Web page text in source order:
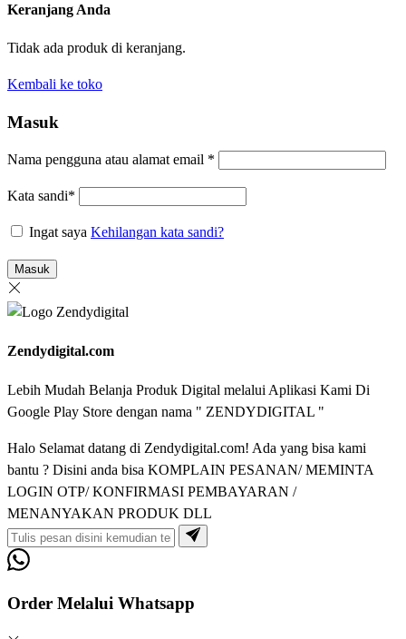
Keranjang Anda
Tidak ada produk di keranjang.
Kembali ke toko
Masuk
Nama pengguna atau alamat email *
Kata sandi*
Ingat saya Kehilangan kata sandi?
Masuk
Zendydigital.com
Lebih Mudah Belanja Produk Digital melalui Aplikasi Kami Di
Google Play Store dengan nama " ZENDYDIGITAL "
Halo Selamat datang di Zendydigital.com! Ada yang bisa kami
bantu ? Disini anda bisa KOMPLAIN PESANAN/ MEMINTA
LOGIN OTP/ KONFIRMASI PEMBAYARAN /
MENANYAKAN PRODUK DLL
Order Melalui Whatsapp